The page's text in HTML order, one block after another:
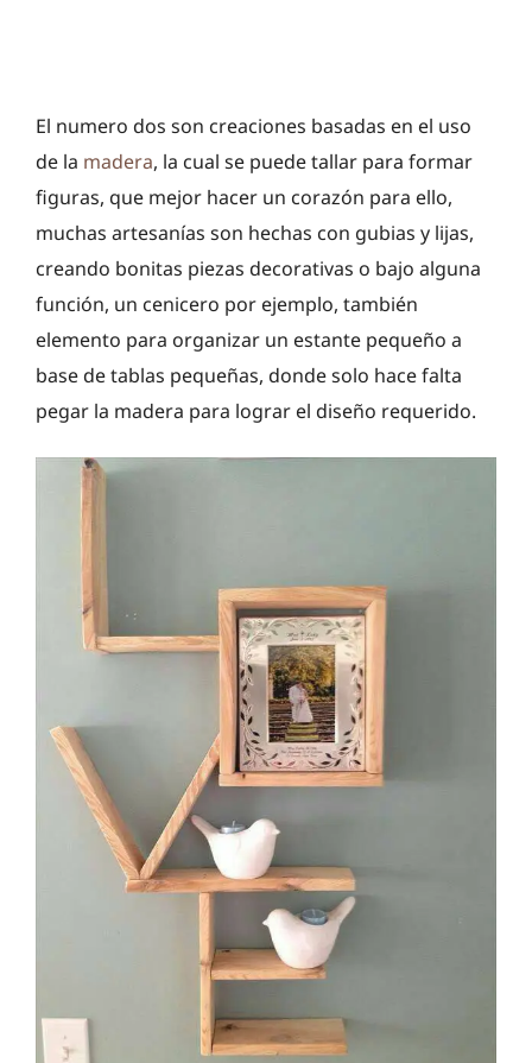
El numero dos son creaciones basadas en el uso
de la madera, la cual se puede tallar para formar
figuras, que mejor hacer un corazón para ello,
muchas artesanías son hechas con gubias y lijas,
creando bonitas piezas decorativas o bajo alguna
función, un cenicero por ejemplo, también
elemento para organizar un estante pequeño a
base de tablas pequeñas, donde solo hace falta
pegar la madera para lograr el diseño requerido.